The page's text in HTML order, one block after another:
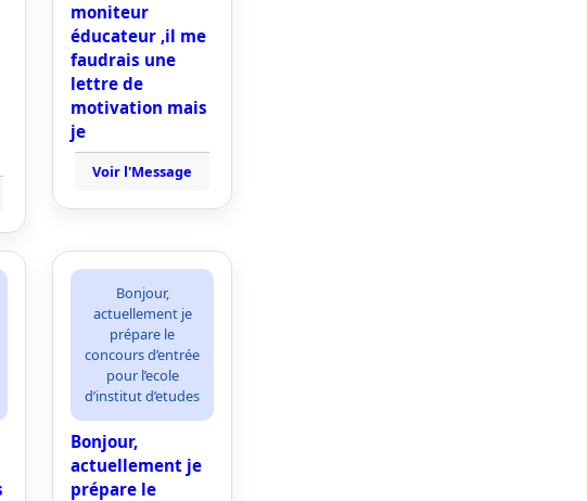
moniteur
éducateur ,il me
faudrais une
lettre de
motivation mais
je
Voir l'Message
Bonjour,
actuellement je
prépare le
concours d’entrée
pour l’ecole
d’institut d’etudes
Bonjour,
actuellement je
prépare le